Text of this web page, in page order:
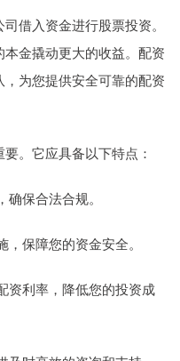
借入资金进行股票投资。
金撬动更大的收益。配资
为您提供安全可靠的配资
。它应具备以下特点：
保合法合规。
保障您的资金安全。
资利率，降低您的投资成